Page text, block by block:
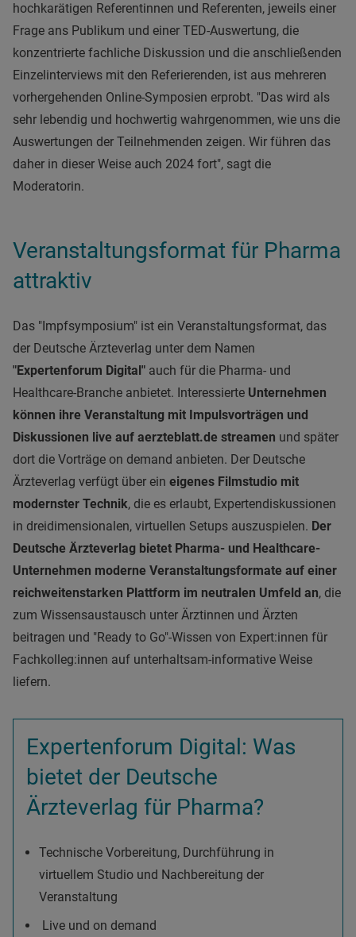
hochkarätigen Referentinnen und Referenten, jeweils einer
Frage ans Publikum und einer TED-Auswertung, die
konzentrierte fachliche Diskussion und die anschließenden
Einzelinterviews mit den Referierenden, ist aus mehreren
vorhergehenden Online-Symposien erprobt. "Das wird als
sehr lebendig und hochwertig wahrgenommen, wie uns die
Auswertungen der Teilnehmenden zeigen. Wir führen das
daher in dieser Weise auch 2024 fort", sagt die
Moderatorin.
Veranstaltungsformat für Pharma
attraktiv
Das "Impfsymposium" ist ein Veranstaltungsformat, das
der Deutsche Ärzteverlag unter dem Namen
"Expertenforum Digital" auch für die Pharma- und
Healthcare-Branche anbietet. Interessierte Unternehmen
können ihre Veranstaltung mit Impulsvorträgen und
Diskussionen live auf aerzteblatt.de streamen und später
dort die Vorträge on demand anbieten. Der Deutsche
Ärzteverlag verfügt über ein eigenes Filmstudio mit
modernster Technik, die es erlaubt, Expertendiskussionen
in dreidimensionalen, virtuellen Setups auszuspielen. Der
Deutsche Ärzteverlag bietet Pharma- und Healthcare-
Unternehmen moderne Veranstaltungsformate auf einer
reichweitenstarken Plattform im neutralen Umfeld an, die
zum Wissensaustausch unter Ärztinnen und Ärzten
beitragen und "Ready to Go"-Wissen von Expert:innen für
Fachkolleg:innen auf unterhaltsam-informative Weise
liefern.
Expertenforum Digital: Was
bietet der Deutsche
Ärzteverlag für Pharma?
Technische Vorbereitung, Durchführung in
virtuellem Studio und Nachbereitung der
Veranstaltung
Live und on demand